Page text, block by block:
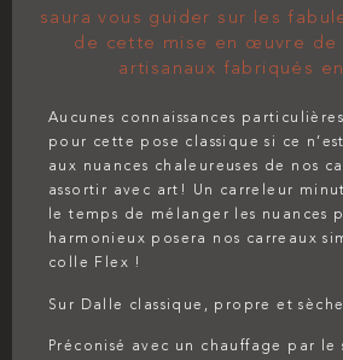
saura vous guider sur les
de cette mise en œuvre de
artisanaux fabriqués
Aucunes connaissances
pour cette pose classique si ce
aux nuances chaleureuses de nos
assortir avec art! Un carreleur
le temps de mélanger les nuances
harmonieux posera nos carreaux
colle Flex !
Sur Dalle classique, propre et
Préconisé avec un chauffage par le